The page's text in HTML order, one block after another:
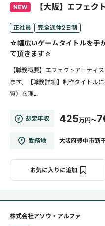
NEW 【大阪】エフェク
正社員 完全週休2日制
☆幅広いゲームタイトルを手
て頂きます☆
【職務概要】エフェクトアーティ
ます。【職務詳細】制作タイトル
質）を理...
想定年収 425万円～
勤務地 大阪府豊中市新
お気に入りに追加
株式会社アソウ・アルファ